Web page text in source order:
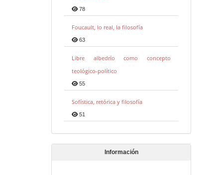
78
Foucault, lo real, la filosofía
63
Libre albedrío como concepto
teológico-político
55
Sofística, retórica y filosofía
51
Información